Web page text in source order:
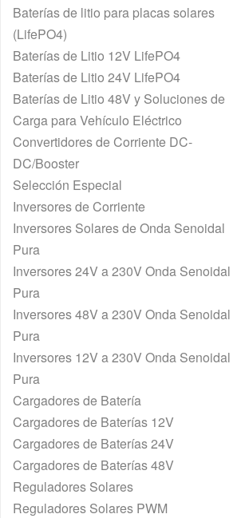
Baterías de litio para placas solares
(LifePO4)
Baterías de Litio 12V LifePO4
Baterías de Litio 24V LifePO4
Baterías de Litio 48V y Soluciones de
Carga para Vehículo Eléctrico
Convertidores de Corriente DC-
DC/Booster
Selección Especial
Inversores de Corriente
Inversores Solares de Onda Senoidal
Pura
Inversores 24V a 230V Onda Senoidal
Pura
Inversores 48V a 230V Onda Senoidal
Pura
Inversores 12V a 230V Onda Senoidal
Pura
Cargadores de Batería
Cargadores de Baterías 12V
Cargadores de Baterías 24V
Cargadores de Baterías 48V
Reguladores Solares
Reguladores Solares PWM